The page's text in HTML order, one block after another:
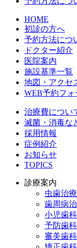
HOME
初診の方へ
予約方法につ
ドクター紹介
医院案内
施設基準一覧
地図・アクセ
WEB予約フォ
治療費につい
滅菌・消毒な
採用情報
症例紹介
お知らせ
TOPICS
診療案内
虫歯治
歯周病
小児歯科
予防歯
審美歯